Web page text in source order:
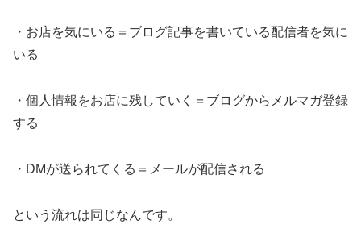
・お店を気にいる＝ブログ記事を書いている配信者を気に
いる
・個人情報をお店に残していく＝ブログからメルマガ登録
する
・DMが送られてくる＝メールが配信される
という流れは同じなんです。